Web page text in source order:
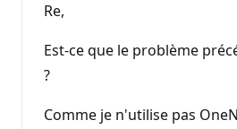
Re,
Est-ce que le problème
?
Comme je n'utilise pas